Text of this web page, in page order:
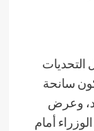
سانحة
وعرض
أمام